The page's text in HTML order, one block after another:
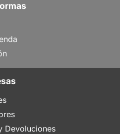
Devoluciones